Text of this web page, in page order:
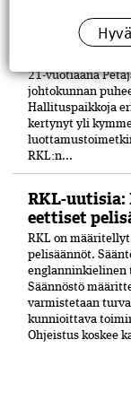
Antti
21-vuo­tiaana
johtokunnan
Hallituspaikkoja
kertynyt yli
RKL:n...
RKL-
eettiset
RKL on
peli­säännöt.
englanninkielinen
Säännöstö
varmistetaan
kun­nioittava
Ohjeistus koskee